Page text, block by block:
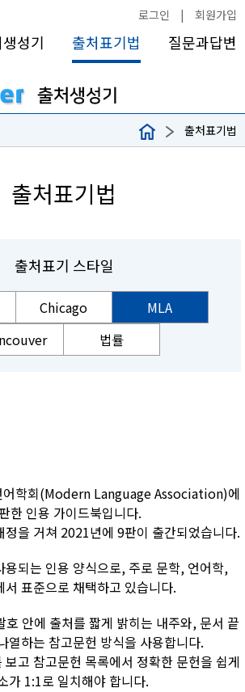
로그인 | 회원가입
성기 출처표기법 질문과답변
출처표기법
출처표기법
출처표기 스타일
Chicago
MLA
법률
어학회(Modern Language Association)에
한 인용 가이드북입니다.
정을 거쳐 2021년에 9판이 출간되었습니다.
용되는 인용 양식으로, 주로 문학, 언어학,
표준으로 채택하고 있습니다.
호 안에 출처를 짧게 밝히는 내주와, 문서 끝
열하는 참고문헌 방식을 사용합니다.
고 참고문헌 목록에서 정확한 문헌을 쉽게
가 1:1로 일치해야 합니다.